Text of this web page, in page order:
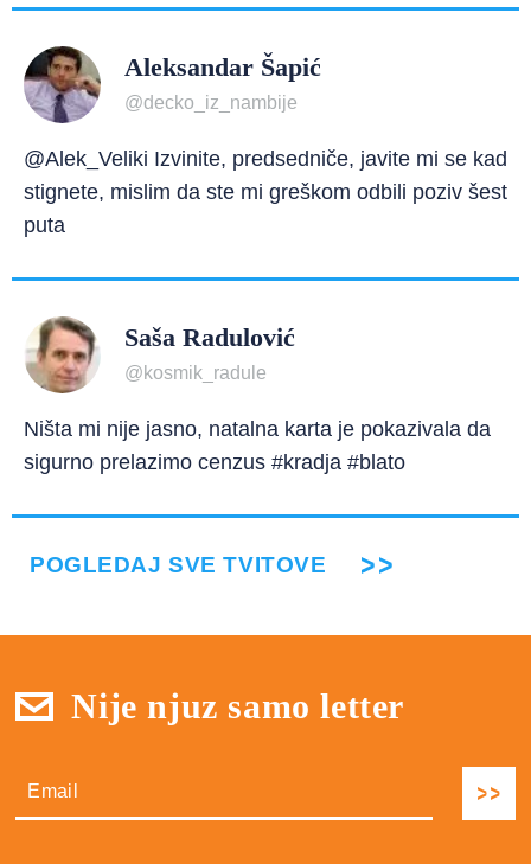
Aleksandar Šapić
@decko_iz_nambije
@Alek_Veliki Izvinite, predsedniče, javite mi se kad
stignete, mislim da ste mi greškom odbili poziv šest
puta
Saša Radulović
@kosmik_radule
Ništa mi nije jasno, natalna karta je pokazivala da
sigurno prelazimo cenzus #kradja #blato
POGLEDAJ SVE TVITOVE
Nije njuz samo letter